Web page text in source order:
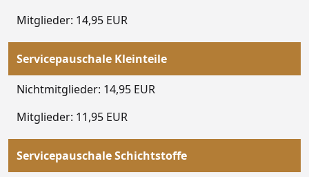
Mitglieder: 14,95 EUR
Servicepauschale Kleinteile
Nichtmitglieder: 14,95 EUR
Mitglieder: 11,95 EUR
Servicepauschale Schichtstoffe